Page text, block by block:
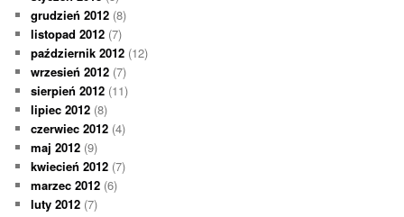
grudzień 2012 (8)
listopad 2012 (7)
październik 2012 (12)
wrzesień 2012 (7)
sierpień 2012 (11)
lipiec 2012 (8)
czerwiec 2012 (4)
maj 2012 (9)
kwiecień 2012 (7)
marzec 2012 (6)
luty 2012 (7)